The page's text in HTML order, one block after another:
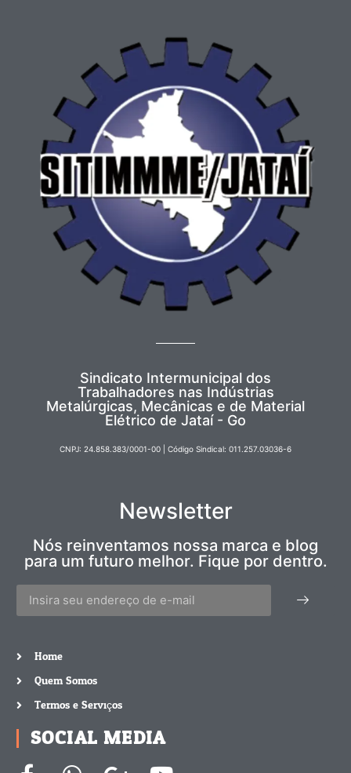
Newsletter
Nós reinventamos nossa marca e blog
para um futuro melhor. Fique por dentro.
Sindicato Intermunicipal dos
Trabalhadores nas Indústrias
Metalúrgicas, Mecânicas e de Material
Elétrico de Jataí - Go
CNPJ: 24.858.383/0001-00 | Código Sindical: 011.257.03036-6
Home
Quem Somos
Termos e Serviços
SOCIAL MEDIA